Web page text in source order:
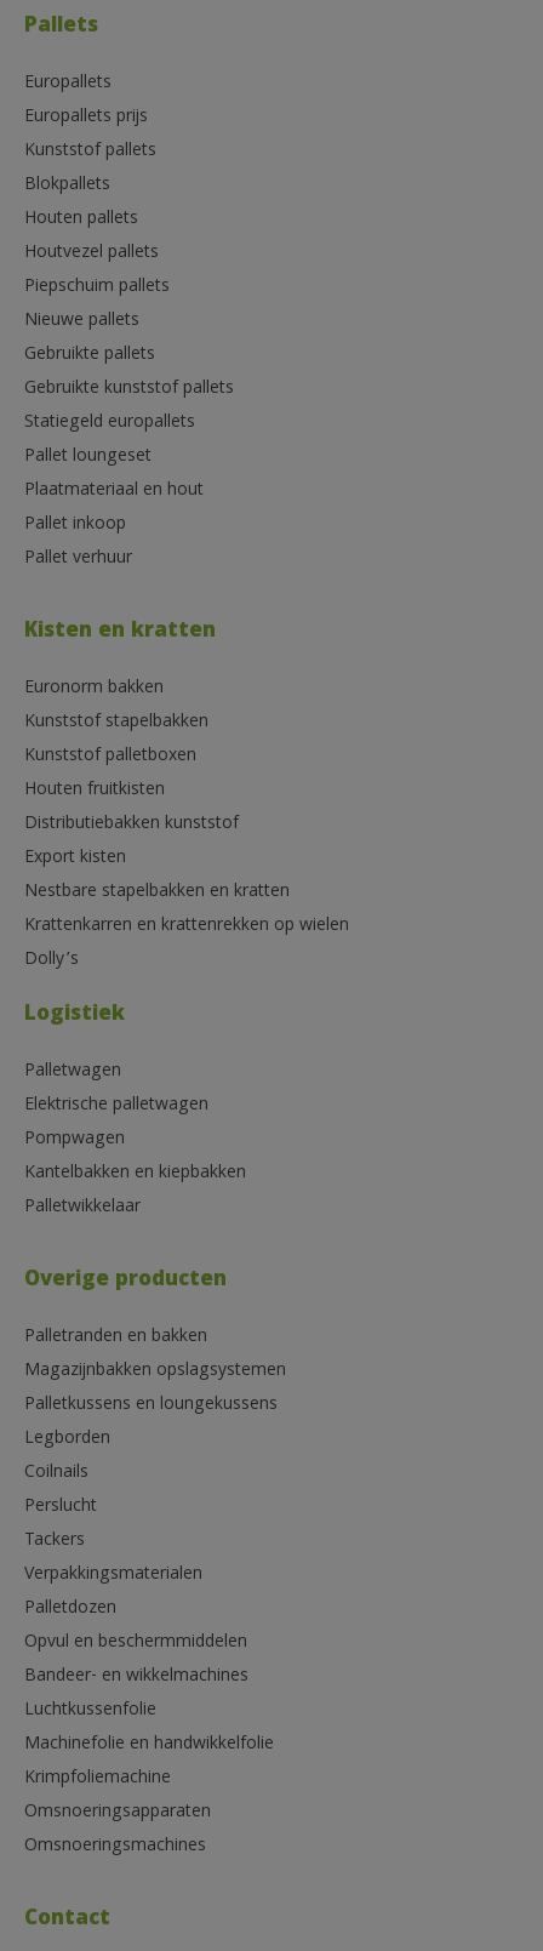
Pallets
Europallets
Europallets prijs
Kunststof pallets
Blokpallets
Houten pallets
Houtvezel pallets
Piepschuim pallets
Nieuwe pallets
Gebruikte pallets
Gebruikte kunststof pallets
Statiegeld europallets
Pallet loungeset
Plaatmateriaal en hout
Pallet inkoop
Pallet verhuur
Kisten en kratten
Euronorm bakken
Kunststof stapelbakken
Kunststof palletboxen
Houten fruitkisten
Distributiebakken kunststof
Export kisten
Nestbare stapelbakken en kratten
Krattenkarren en krattenrekken op wielen
Dolly’s
Logistiek
Palletwagen
Elektrische palletwagen
Pompwagen
Kantelbakken en kiepbakken
Palletwikkelaar
Overige producten
Palletranden en bakken
Magazijnbakken opslagsystemen
Palletkussens en loungekussens
Legborden
Coilnails
Perslucht
Tackers
Verpakkingsmaterialen
Palletdozen
Opvul en beschermmiddelen
Bandeer- en wikkelmachines
Luchtkussenfolie
Machinefolie en handwikkelfolie
Krimpfoliemachine
Omsnoeringsapparaten
Omsnoeringsmachines
Contact